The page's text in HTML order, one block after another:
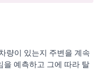
량이 있는지 주변을 계속
을 예측하고 그에 따라 탈